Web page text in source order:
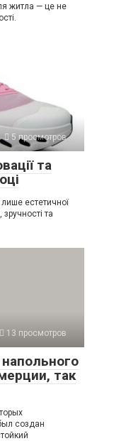
житла — це не
5 просмотров
та
естетичної
та
13 просмотров
так
создан